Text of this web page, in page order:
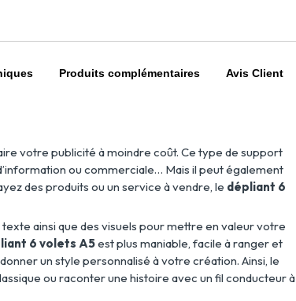
Produits complémentaires Avis Client
votre publicité à moindre coût. Ce type de support
ou commerciale… Mais il peut également
des produits ou un service à vendre, le dépliant 6
ainsi que des visuels pour mettre en valeur votre
6 volets A5est plus maniable, facile à ranger et
un style personnalisé à votre création. Ainsi, le
ou raconter une histoire avec un fil conducteur à